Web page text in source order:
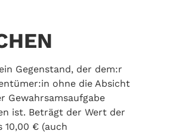
Gegenstand, der dem:r
ohne die Absicht
Gewahrsamsaufgabe
ist. Beträgt der Wert der
10,00 € (auch